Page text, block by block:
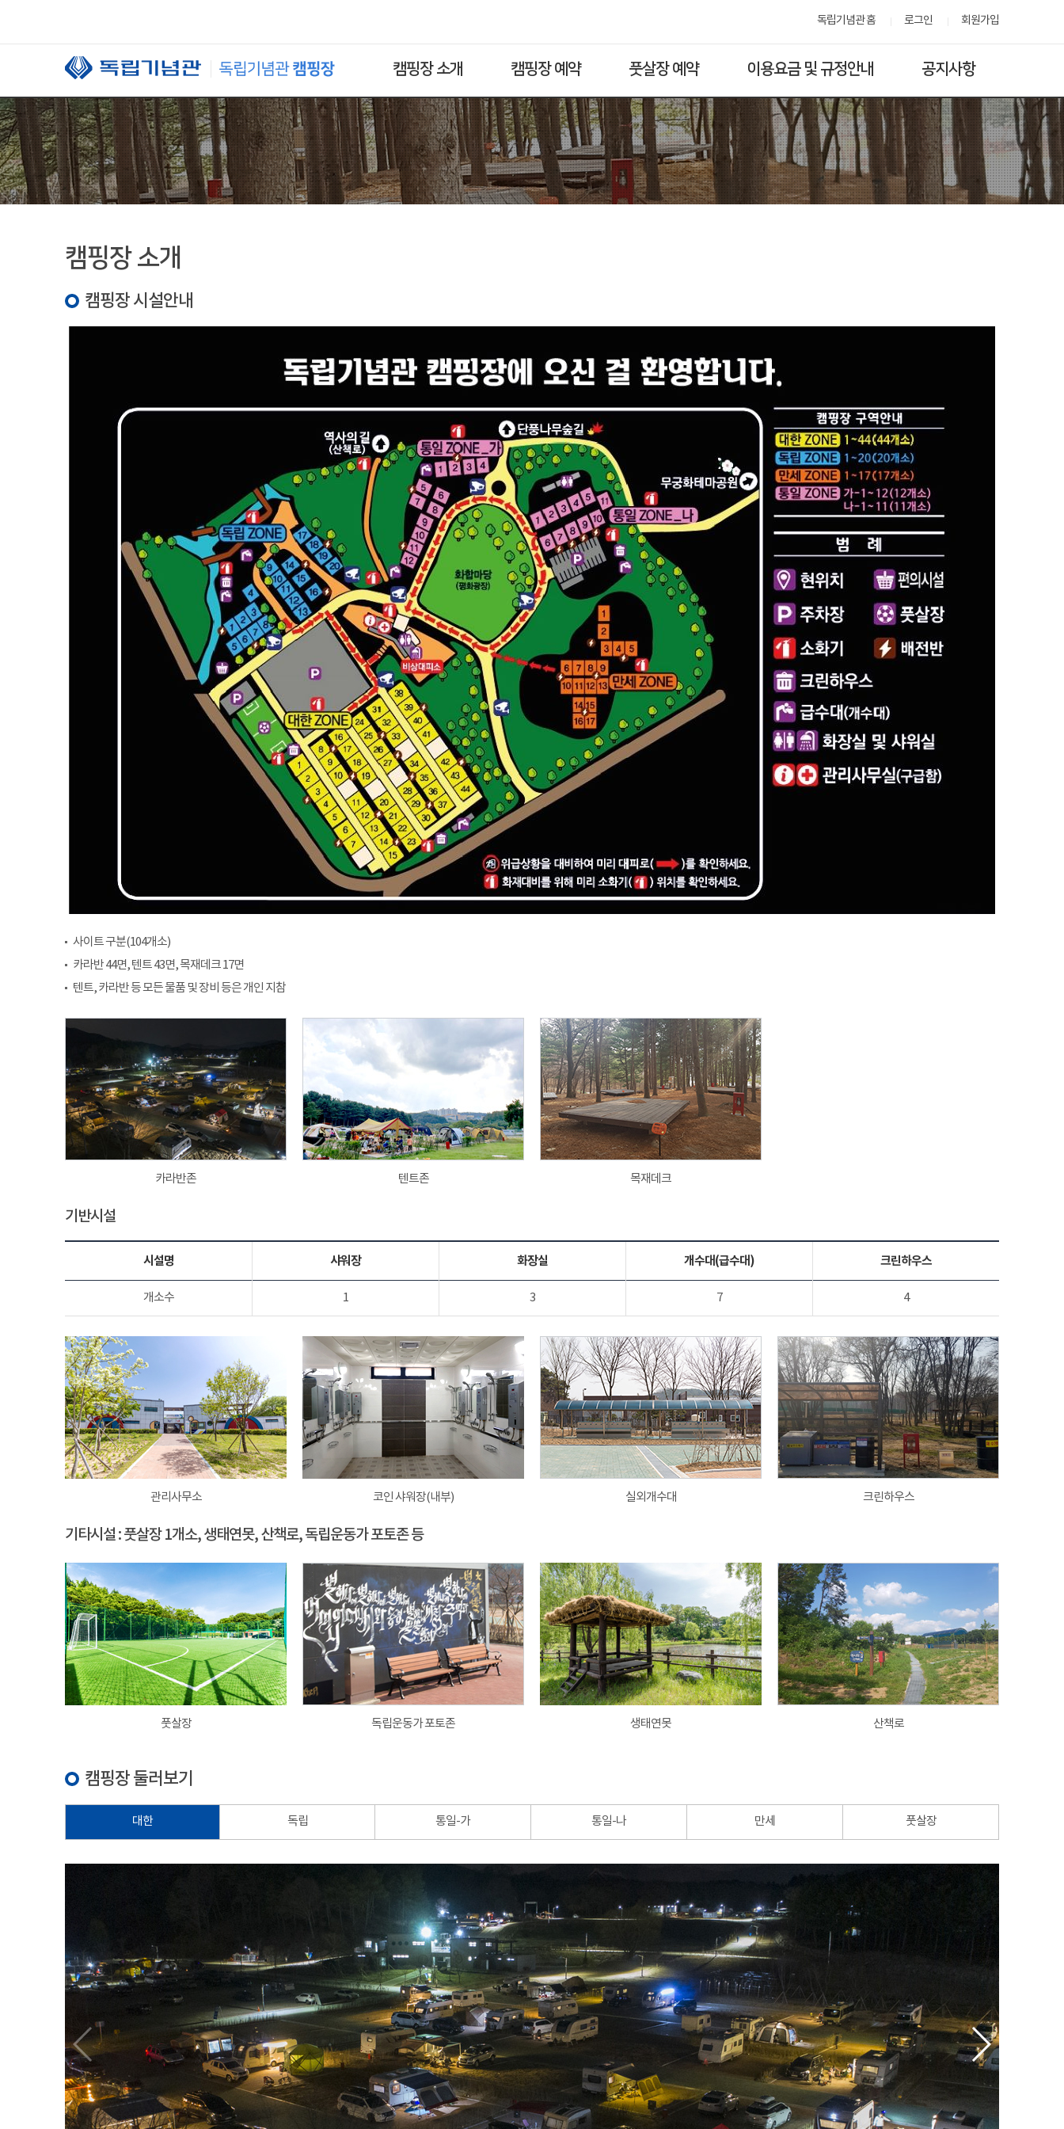
독립기념관 홈 로그인 회원가입
캠핑장 소개 캠핑장 예약 풋살장 예약 이용요금 및 규정안내 공지사항
캠핑장 소개
캠핑장 시설안내
사이트 구분(104개소)
카라반 44면, 텐트 43면, 목재데크 17면
텐트, 카라반 등 모든 물품 및 장비 등은 개인 지참
카라반존 텐트존 목재데크
기반시설
시설명 샤워장 화장실 개수대(급수대) 크린하우스
개소수 1 3 7 4
관리사무소 코인 샤워장(내부) 실외개수대 크린하우스
기타시설 : 풋살장 1개소, 생태연못, 산책로, 독립운동가 포토존 등
풋살장 독립운동가 포토존 생태연못 산책로
캠핑장 둘러보기
대한 독립 통일-가 통일-나 만세 풋살장